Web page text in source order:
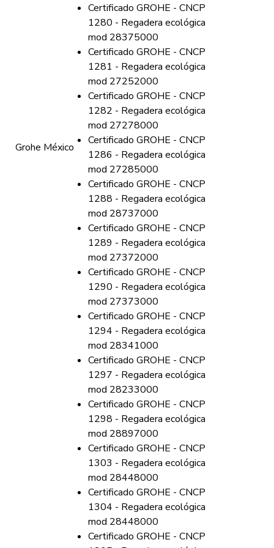
Grohe México
Certificado GROHE - CNCP
1280 - Regadera ecológica
mod 28375000
Certificado GROHE - CNCP
1281 - Regadera ecológica
mod 27252000
Certificado GROHE - CNCP
1282 - Regadera ecológica
mod 27278000
Certificado GROHE - CNCP
1286 - Regadera ecológica
mod 27285000
Certificado GROHE - CNCP
1288 - Regadera ecológica
mod 28737000
Certificado GROHE - CNCP
1289 - Regadera ecológica
mod 27372000
Certificado GROHE - CNCP
1290 - Regadera ecológica
mod 27373000
Certificado GROHE - CNCP
1294 - Regadera ecológica
mod 28341000
Certificado GROHE - CNCP
1297 - Regadera ecológica
mod 28233000
Certificado GROHE - CNCP
1298 - Regadera ecológica
mod 28897000
Certificado GROHE - CNCP
1303 - Regadera ecológica
mod 28448000
Certificado GROHE - CNCP
1304 - Regadera ecológica
mod 28448000
Certificado GROHE - CNCP